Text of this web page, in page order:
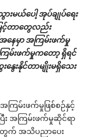
မယ်ပေါ့ အုပ်ချုပ်ရေး
ြှင့်တာတွေလည်း
ေမှာ အကြမ်းဖက်မှု
မ်းဖက်မှုကတော့ ရှိရင်
နွေးနိုင်တာမျိုးမရှိသေး
ြမ်းဖက်မှုဖြစ်စဉ်နှင့်
း အကြမ်းဖက်မှုဆိုင်ရာ
တွက် အသိပညာပေး